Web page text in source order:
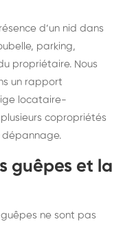
d’un nid dans
parking,
propriétaire. Nous
un rapport
locataire-
copropriétés
dépannage.
guêpes et la
ne sont pas